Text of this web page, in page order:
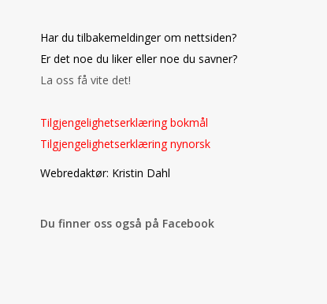
Har du tilbakemeldinger om nettsiden?
Er det noe du liker eller noe du savner?
La oss få vite det!
Tilgjengelighetserklæring bokmål
Tilgjengelighetserklæring nynorsk
Webredaktør: Kristin Dahl
Du finner oss også på Facebook